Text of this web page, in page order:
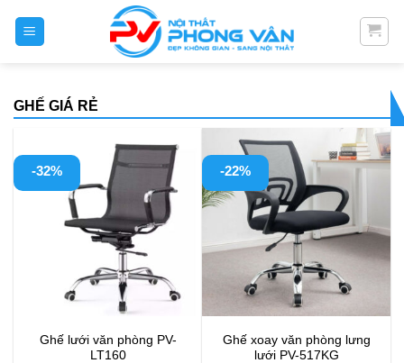
GHẾ GIÁ RẺ
-32%
Ghế lưới văn phòng PV-
LT160
-22%
Ghế xoay văn phòng lưng
lưới PV-517KG